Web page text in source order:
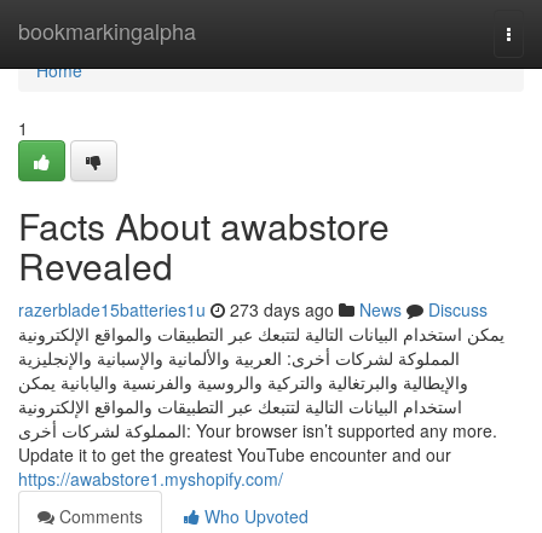
bookmarkingalpha
Home
Home
1
Facts About awabstore
Revealed
razerblade15batteries1u 273 days ago News
Discuss
يمكن استخدام البيانات التالية لتتبعك عبر التطبيقات والمواقع الإلكترونية
المملوكة لشركات أخرى: العربية والألمانية والإسبانية والإنجليزية
والإيطالية والبرتغالية والتركية والروسية والفرنسية واليابانية يمكن
استخدام البيانات التالية لتتبعك عبر التطبيقات والمواقع الإلكترونية
المملوكة لشركات أخرى: Your browser isn’t supported any more.
Update it to get the greatest YouTube encounter and our
https://awabstore1.myshopify.com/
Comments
Who Upvoted